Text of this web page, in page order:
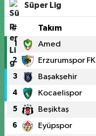
Süper Lig
# Takım
1 Amed
2 Erzurumspor FK
3 Başakşehir
4 Kocaelispor
5 Beşiktaş
6 Eyüpspor